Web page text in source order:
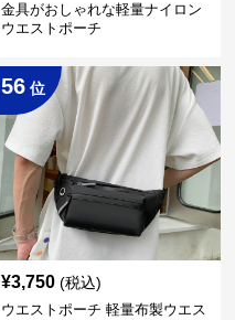
金具がおしゃれな軽量ナイロン
ウエストポーチ
56 位
¥3,750 (税込)
ウエストポーチ 軽量布製ウエス